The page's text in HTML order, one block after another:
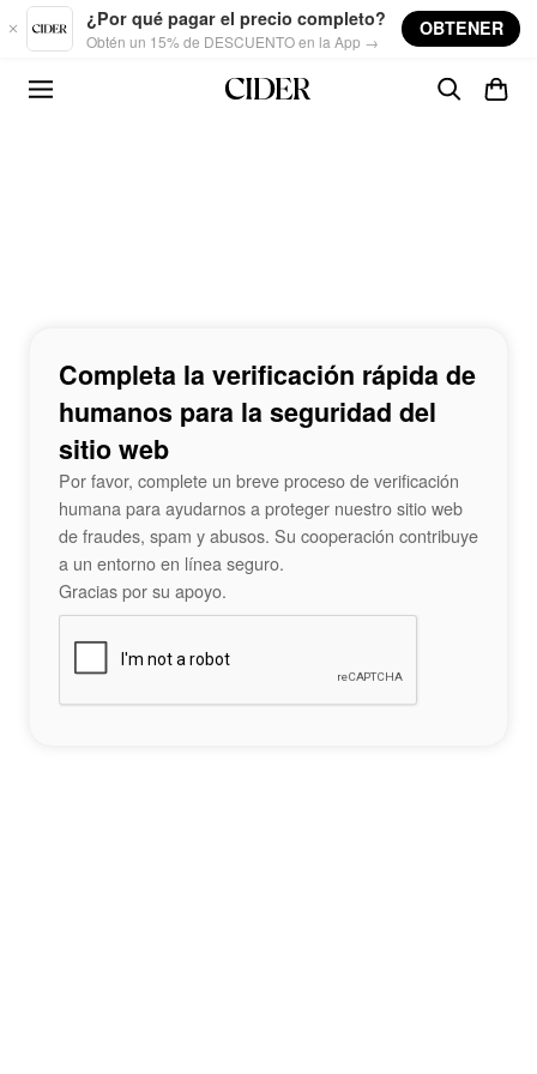
Skip to main content
¿Por qué pagar el precio completo?
Obtén un 15% de DESCUENTO en la App →
OBTENER
Completa la verificación rápida de
humanos para la seguridad del
sitio web
Por favor, complete un breve proceso de verificación
humana para ayudarnos a proteger nuestro sitio web
de fraudes, spam y abusos. Su cooperación contribuye
a un entorno en línea seguro.
Gracias por su apoyo.